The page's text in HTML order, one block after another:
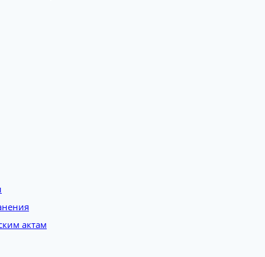
актам